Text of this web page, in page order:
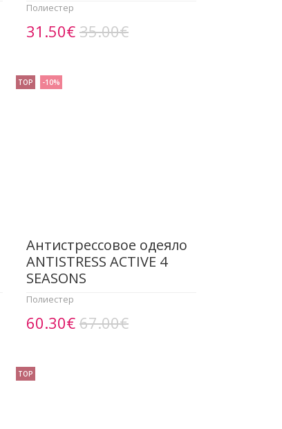
Полиестер
31.50€ 35.00€
TOP -10%
Антистрессовое одеяло
ANTISTRESS ACTIVE 4
SEASONS
Полиестер
60.30€ 67.00€
TOP